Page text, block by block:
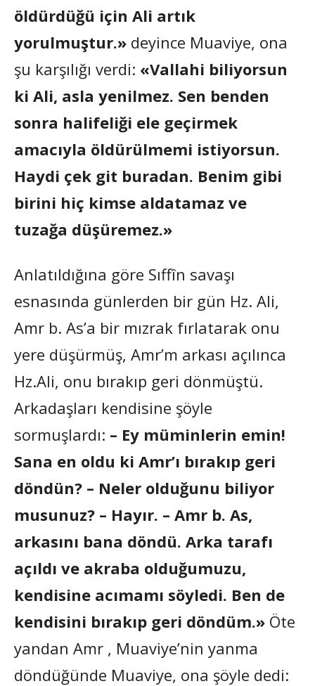
öldürdüğü için Ali artık
yorulmuştur.» deyince Muaviye, ona
şu karşılığı verdi: «Vallahi biliyorsun
ki Ali, asla yenilmez. Sen benden
sonra halifeliği ele geçirmek
amacıyla öldürülmemi istiyorsun.
Haydi çek git buradan. Benim gibi
birini hiç kimse aldatamaz ve
tuzağa düşüremez.»
Anlatıldığına göre Sıffîn savaşı
esnasında günlerden bir gün Hz. Ali,
Amr b. As’a bir mızrak fırlatarak onu
yere düşürmüş, Amr’m arkası açılınca
Hz.Ali, onu bırakıp geri dönmüştü.
Arkadaşları kendisine şöyle
sormuşlardı: – Ey müminlerin emin!
Sana en oldu ki Amr’ı bırakıp geri
döndün? – Neler olduğunu biliyor
musunuz? – Hayır. – Amr b. As,
arkasını bana döndü. Arka tarafı
açıldı ve akraba olduğumuzu,
kendisine acımamı söyledi. Ben de
kendisini bırakıp geri döndüm.» Öte
yandan Amr , Muaviye’nin yanma
döndüğünde Muaviye, ona şöyle dedi: